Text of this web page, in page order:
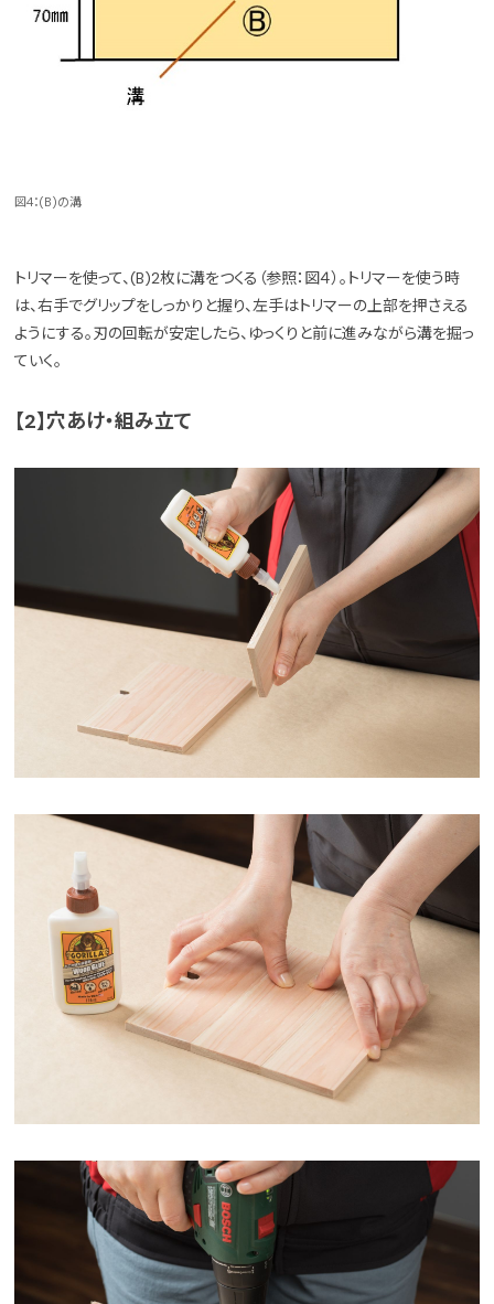
図4：(B)の溝
トリマーを使って、(B)2枚に溝をつくる（参照：図４）。トリマーを使う時
は、右手でグリップをしっかりと握り、左手はトリマーの上部を押さえる
ようにする。刃の回転が安定したら、ゆっくりと前に進みながら溝を掘っ
ていく。
【2】穴あけ・組み立て